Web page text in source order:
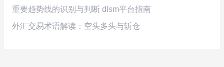
重要趋势线的识别与判断 dlsm平台指南
外汇交易术语解读：空头多头与斩仓